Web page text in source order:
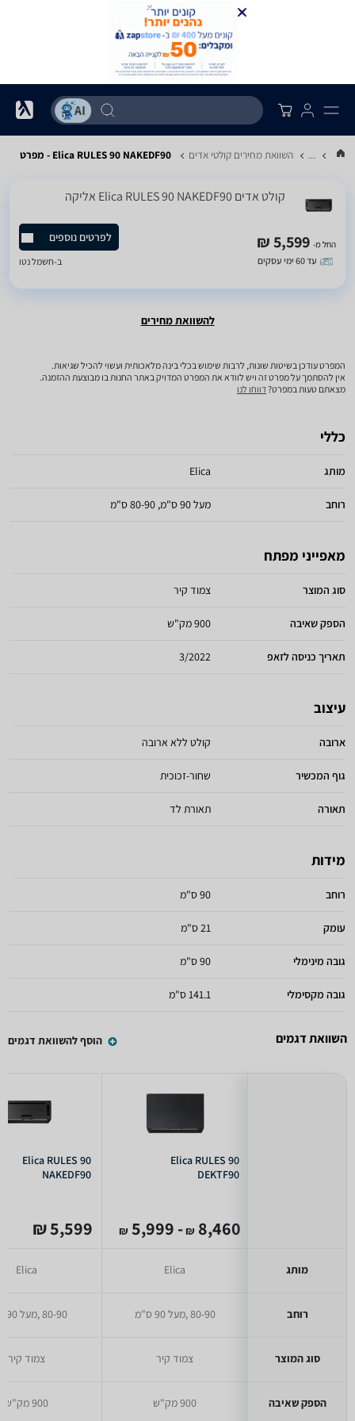
... השוואת מחירים קולטי אדים Elica RULES 90 NAKEDF90 - מפרט
קולט אדים Elica RULES 90 NAKEDF90 אליקה
החל מ- 5,599 ₪
עד 60 ימי עסקים
לפרטים נוספים
ב-חשמל נטו
להשוואת מחירים
המפרט עודכן בשיטות שונות, לרבות שימוש בכלי בינה מלאכותית ועשוי להכיל שגיאות.
אין להסתמך על מפרט זה ויש לוודא את המפרט המדויק באתר החנות בו מבוצעת ההזמנה.
מצאתם טעות במפרט?דווחו לנו
כללי
מותג Elica
רוחב מעל 90 ס"מ, 80-90 ס"מ
מאפייני מפתח
סוג המוצר צמוד קיר
הספק שאיבה 900 מק"ש
תאריך כניסה לזאפ 3/2022
עיצוב
ארובה קולט ללא ארובה
גוף המכשיר שחור-זכוכית
תאורה תאורת לד
מידות
רוחב 90 ס"מ
עומק 21 ס"מ
גובה מינימלי 90 ס"מ
גובה מקסימלי 141.1 ס"מ
השוואת דגמים הוסף להשוואת דגמים
מותג
רוחב
סוג המוצר
הספק שאיבה
Elica RULES 90
DEKTF90
8,460
₪
- 5,999
₪
Elica
80-90 ,מעל 90 ס"מ
צמוד קיר
900 מק"ש
Elica RULES 90
NAKEDF90
5,599 ₪
Elica
80-90 ,מעל 90 ס"מ
צמוד קיר
900 מק"ש